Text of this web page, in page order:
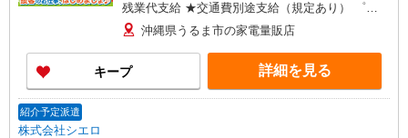
残業代支給 ★交通費別途支給（規定あり） ゜
+゜・。○。・゜+゜・。○。・゜+゜ 入社祝い金10
万円支給(規定有) お友達を紹介頂くと, インセンテ
ィブ支給(規定有) ★月2回払い・週払い可能（規程
有）★ ゜・。○。・゜+゜・。○。・゜+゜
沖縄県うるま市の家電量販店
キープ 詳細を見る
紹介予定派遣
株式会社シエロ